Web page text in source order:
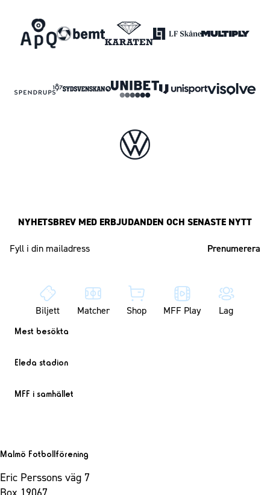
NYHETSBREV MED ERBJUDANDEN OCH SENASTE NYTT
Biljett Matcher Shop MFF Play Lag
Mest besökta
Eleda stadion
MFF i samhället
Malmö Fotbollförening
Eric Perssons väg 7